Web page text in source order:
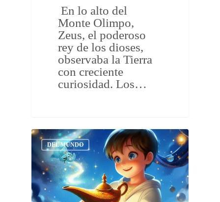
En lo alto del
Monte Olimpo,
Zeus, el poderoso
rey de los dioses,
observaba la Tierra
con creciente
curiosidad. Los…
DEL MUNDO